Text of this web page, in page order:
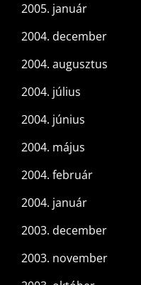
2005. január
2004. december
2004. augusztus
2004. július
2004. június
2004. május
2004. február
2004. január
2003. december
2003. november